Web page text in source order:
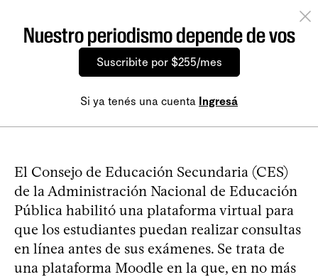
Nuestro periodismo depende de vos
Suscribite por $255/mes
Si ya tenés una cuenta Ingresá
El Consejo de Educación Secundaria (CES)
de la Administración Nacional de Educación
Pública habilitó una plataforma virtual para
que los estudiantes puedan realizar consultas
en línea antes de sus exámenes. Se trata de
una plataforma Moodle en la que, en no más